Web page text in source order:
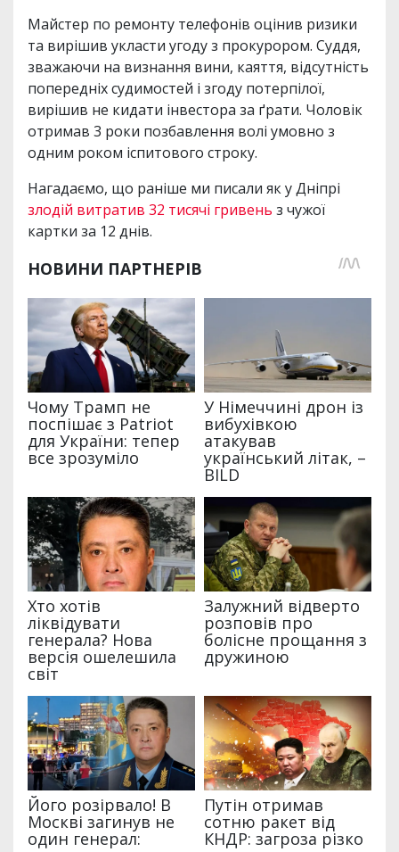
Майстер по ремонту телефонів оцінив ризики
та вирішив укласти угоду з прокурором. Суддя,
зважаючи на визнання вини, каяття, відсутність
попередніх судимостей і згоду потерпілої,
вирішив не кидати інвестора за ґрати. Чоловік
отримав 3 роки позбавлення волі умовно з
одним роком іспитового строку.
Нагадаємо, що раніше ми писали як у Дніпрі
злодій витратив 32 тисячі гривень з чужої
картки за 12 днів.